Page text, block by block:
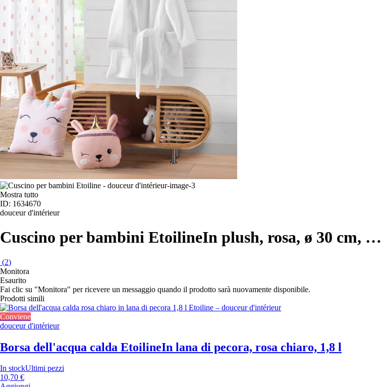
Mostra tutto
ID: 1634670
douceur d'intérieur
Cuscino per bambini EtoilineIn plush, rosa, ø 30 cm, …
(2)
Monitora
Esaurito
Fai clic su "Monitora" per ricevere un messaggio quando il prodotto sarà nuovamente disponibile.
Prodotti simili
Conviene
douceur d'intérieur
Borsa dell'acqua calda EtoilineIn lana di pecora, rosa chiaro, 1,8 l
In stockUltimi pezzi
10,70 €